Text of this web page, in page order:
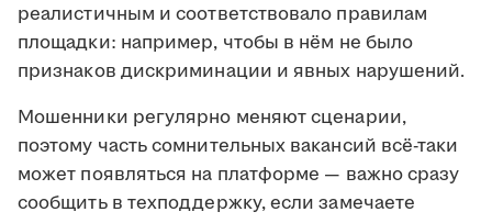
реалистичным и соответствовало правилам
площадки: например, чтобы в нём не было
признаков дискриминации и явных нарушений.
Мошенники регулярно меняют сценарии,
поэтому часть сомнительных вакансий всё-таки
может появляться на платформе — важно сразу
сообщить в техподдержку, если замечаете